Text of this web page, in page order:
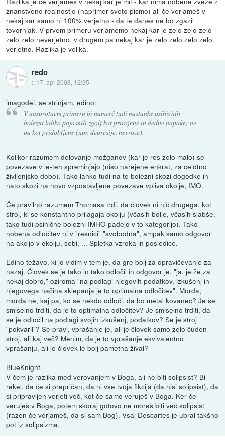
znanstveno realnostjo (naprimer sveto pismo) ali če verjameš v
nekaj kar samo ni 100% verjetno - da te danes ne bo zgazil
tovornjak. V prvem primeru verjamemo nekaj kar je zelo zelo zelo
zelo zelo neverjetno, v drugem pa nekaj kar je zelo zelo zelo zelo
verjetno. Razlika je velika.
redo
:: 17. apr 2008, 12:35
imagodei, se strinjam, edino:
V nasprotnem primeru bi namreč tudi nastanke psihičnih
bolezni lahko pojasnili zgolj kot prirojene in dedne napake; ne
pa kot pridobljene (npr. depresije, nevroze).
Kolikor razumem delovanje možganov (kar je res zelo malo) se
povezave v le-teh spreminjajo (niso narejene enkrat, za celotno
življenjsko dobo). Tako lahko tudi na te bolezni skozi dogodke in
nato skozi na novo vzpostavljene povezave vpliva okolje, IMO.
Če pravilno razumem Thomasa trdi, da človek ni nič drugega, kot
stroj, ki se konstantno prilagaja okolju (včasih bolje, včasih slabše,
tako tudi psihične bolezni IMHO padejo v to kategorijo). Tako
nobena odločitev ni v "resnici" "svobodna", ampak samo odgovor
na akcijo v okolju, sebi, ... Spletka vzroka in posledice.
Edino težavo, ki jo vidim v tem je, da gre bolj za opravičevanje za
nazaj. Človek se je tako in tako odločil in odgovor je, "ja, je že za
nekaj dobro," oziroma "na podlagi njegovih podatkov, izkušenj in
njegovega načina sklepanja je to optimalna odločitev". Morda,
morda ne, kaj pa, ko se nekdo odloči, da bo metal kovanec? Je še
smiselno trditi, da je to optimalna odločitev? Je smiselno trditi, da
se je odločil na podlagi svojih izkušenj, podatkov? Se je stroj
"pokvaril"? Se pravi, vprašanje je, ali je človek samo zelo čuden
stroj, ali kaj več? Menim, da je to vprašanje ekvivalentno
vprašanju, ali je človek le bolj pametna žival?
BlueKnight
V čem je razlika med verovanjem v Boga, ali ne biti solipsist? Bi
rekel, da če si prepričan, da ni vse tvoja fikcija (da nisi solipsist), da
si pripravljen verjeti več, kot če samo veruješ v Boga. Ker če
veruješ v Boga, potem skoraj gotovo ne moreš biti več solipsist
(razen če verjameš, da si sam Bog). Vsaj Descartes je ubral takšno
pot iz solipsizma.